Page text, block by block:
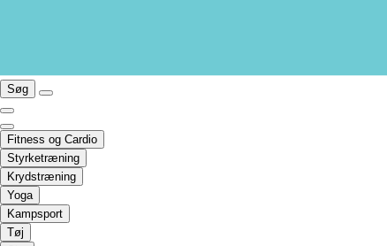
Søg
Fitness og Cardio
Styrketræning
Krydstræning
Yoga
Kampsport
Tøj